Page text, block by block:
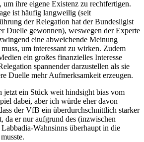
um ihre eigene Existenz zu rechtfertigen.
ist häufig langweilig (seit
der Relegation hat der Bundesligist
Duelle gewonnen), weswegen der Experte
eine abweichende Meinung
um interessant zu wirken. Zudem
ein großes finanzielles Interesse
spannender darzustellen als sie
Duelle mehr Aufmerksamkeit erzeugen.
jetzt ein Stück weit hindsight bias vom
dabei, aber ich würde eher davon
der VfB ein überdurchschnittlich starker
da er nur aufgrund des (inzwischen
Labbadia-Wahnsinns überhaupt in die